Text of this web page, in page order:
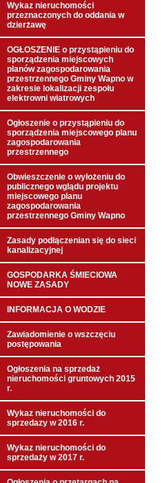
Wykaz nieruchomości
przeznaczonych do oddania w
dzierżawę
OGŁOSZENIE o przystąpieniu do
sporządzenia miejscowych
planów zagospodarowania
przestrzennego Gminy Wapno w
zakresie lokalizacji zespołu
elektrowni wiatrowych
Ogłoszenie o przystąpieniu do
sporządzenia miejscowego planu
zagospodarowania
przestrzennego
Obwieszczenie o wyłożeniu do
publicznego wglądu projektu
miejscowego planu
zagospodarowania
przestrzennego Gminy Wapno
Zasady podłączenian się do sieci
kanalizacyjnej
GOSPODARKA ŚMIECIOWA
NOWE ZASADY
INFORMACJA O WODZIE
Zawiadomienie o wszczęciu
postępowania
Ogłoszenia na sprzedaż
nieruchomości gruntowych 2015
r.
Wykaz nieruchomości do
sprzedazy w 2016 r.
Wykaz nieruchomości do
sprzedaży w 2017 r.